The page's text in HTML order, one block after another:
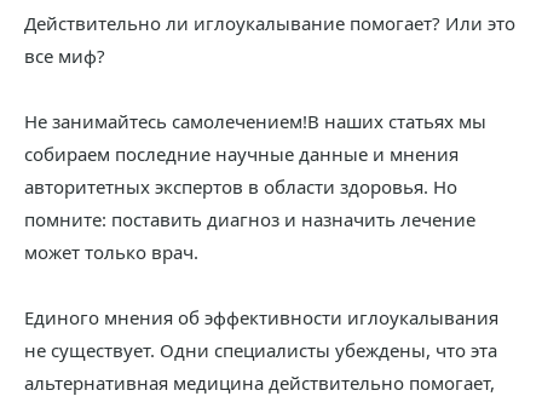
Действительно ли иглоукалывание помогает? Или это
все миф?
Не занимайтесь самолечением!В наших статьях мы
собираем последние научные данные и мнения
авторитетных экспертов в области здоровья. Но
помните: поставить диагноз и назначить лечение
может только врач.
Единого мнения об эффективности иглоукалывания
не существует. Одни специалисты убеждены, что эта
альтернативная медицина действительно помогает,